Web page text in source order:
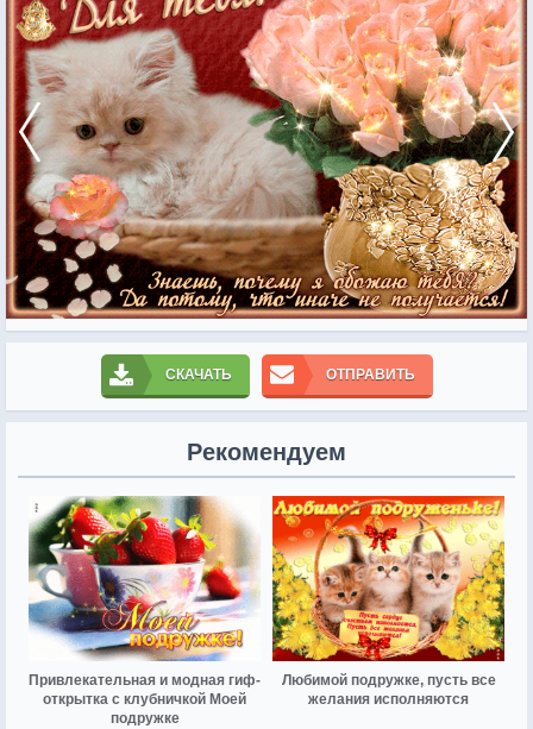
СКАЧАТЬ ОТПРАВИТЬ
Рекомендуем
Привлекательная и модная гиф-
открытка с клубничкой Моей
подружке
Любимой подружке, пусть все
желания исполняются